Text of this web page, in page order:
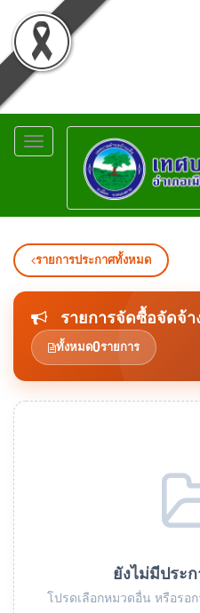
Toggle
navigation
รายการประกาศทั้งหมด
รายการจัดซื้อจัดจ้า
ทั้งหมด0รายการ
ยังไม่มีประ
โปรดเลือกหมวดอื่น หรือรอ